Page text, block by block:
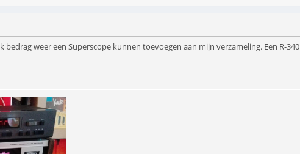
bedrag weer een Superscope kunnen toevoegen aan mijn verzameling. Een R-